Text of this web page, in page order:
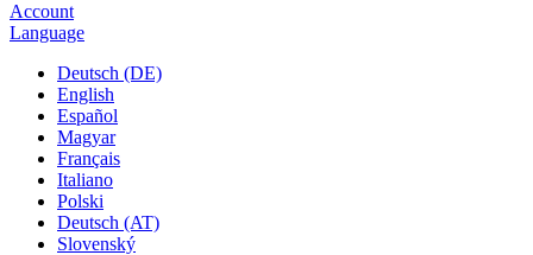
Account
Language
Deutsch (DE)
English
Español
Magyar
Français
Italiano
Polski
Deutsch (AT)
Slovenský